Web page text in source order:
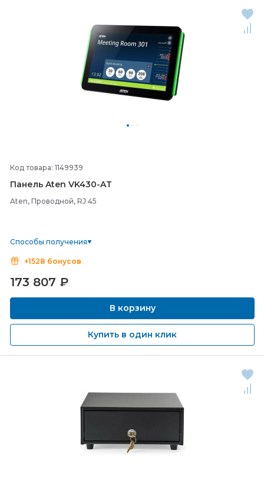
Код товара: 1149939
Панель Aten VK430-AT
Aten, Проводной, RJ 45
Способы получения
+1528 бонусов
173 807 ₽
В корзину
Купить в один клик